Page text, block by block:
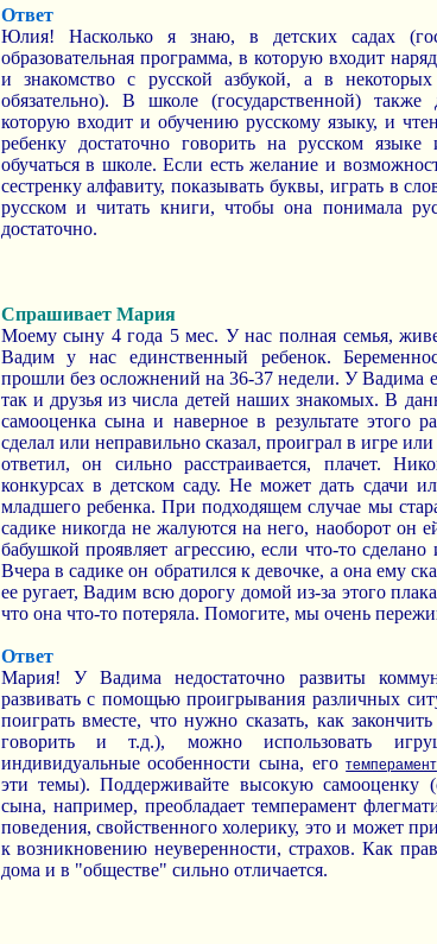
Ответ
Юлия! Насколько я знаю, в детских садах
образовательная программа, в которую входит
и знакомство с русской азбукой, а в
обязательно). В школе (государственной) также
которую входит и обучению русскому языку, и
ребенку достаточно говорить на русском
обучаться в школе. Если есть желание и
сестренку алфавиту, показывать буквы, играть в
русском и читать книги, чтобы она понимала
достаточно.
Спрашивает Мария
Моему сыну 4 года 5 мес. У нас полная семья,
Вадим у нас единственный ребенок.
прошли без осложнений на 36-37 недели. У Вадима
так и друзья из числа детей наших знакомых. В
самооценка сына и наверное в результате этого
сделал или неправильно сказал, проиграл в игре
ответил, он сильно расстраивается, плачет.
конкурсах в детском саду. Не может дать сдачи
младшего ребенка. При подходящем случае мы
садике никогда не жалуются на него, наоборот он
бабушкой проявляет агрессию, если что-то
Вчера в садике он обратился к девочке, а она ему
ее ругает, Вадим всю дорогу домой из-за этого
что она что-то потеряла. Помогите, мы очень
Ответ
Мария! У Вадима недостаточно развиты
развивать с помощью проигрывания различных
поиграть вместе, что нужно сказать, как
говорить и т.д.), можно использовать
индивидуальные особенности сына, еготемперамент
эти темы). Поддерживайте высокую самооценку
сына, например, преобладает темперамент
поведения, свойственного холерику, это и может
к возникновению неуверенности, страхов. Как
дома и в "обществе" сильно отличается.